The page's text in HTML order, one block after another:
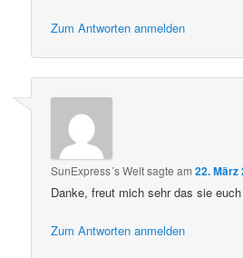
Zum Antworten anmelden
SunExpress´s Weltsagte am22. März
Danke, freut mich sehr das sie
Zum Antworten anmelden